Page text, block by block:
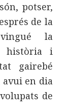
potser,
de la
la
història i
gairebé
avui en dia
de